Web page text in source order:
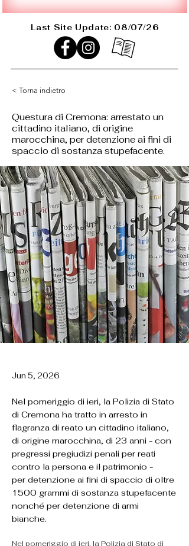
Last Site Update: 08/07/26
< Torna indietro
Questura di Cremona: arrestato un
cittadino italiano, di origine
marocchina, per detenzione ai fini di
spaccio di sostanza stupefacente.
Jun 5, 2026
Nel pomeriggio di ieri, la Polizia di Stato
di Cremona ha tratto in arresto in
flagranza di reato un cittadino italiano,
di origine marocchina, di 23 anni - con
pregressi pregiudizi penali per reati
contro la persona e il patrimonio -
per detenzione ai fini di spaccio di oltre
1500 grammi di sostanza stupefacente
nonché per detenzione di armi
bianche.
Nel pomeriggio di ieri, la Polizia di Stato di